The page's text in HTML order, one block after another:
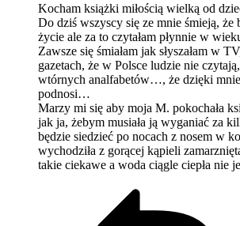
Kocham książki miłością wielką od
Do dziś wszyscy się ze mnie śmieją, że
życie ale za to czytałam płynnie w
Zawsze się śmiałam jak słyszałam w
gazetach, że w Polsce ludzie nie
wtórnych analfabetów…, że dzięki mnie
podnosi…
Marzy mi się aby moja M. pokochała
jak ja, żebym musiała ją wyganiać za
będzie siedzieć po nocach z nosem w
wychodziła z gorącej kąpieli
takie ciekawe a woda ciągle ciepła nie